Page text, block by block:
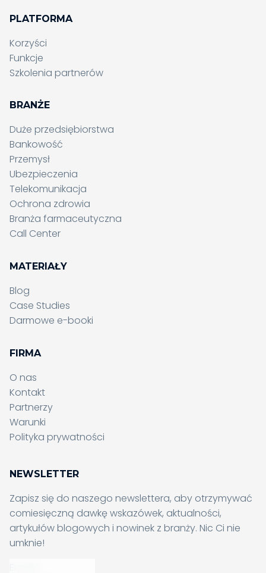
PLATFORMA
Korzyści
Funkcje
Szkolenia partnerów
BRANŻE
Duże przedsiębiorstwa
Bankowość
Przemysł
Ubezpieczenia
Telekomunikacja
Ochrona zdrowia
Branża farmaceutyczna
Call Center
MATERIAŁY
Blog
Case Studies
Darmowe e-booki
FIRMA
O nas
Kontakt
Partnerzy
Warunki
Polityka prywatności
NEWSLETTER
Zapisz się do naszego newslettera, aby otrzymywać
comiesięczną dawkę wskazówek, aktualności,
artykułów blogowych i nowinek z branży. Nic Ci nie
umknie!
Wysyłanie formularza, proszę